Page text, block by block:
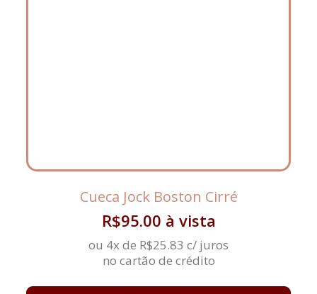
Cueca Jock Boston Cirré
R$95.00 à vista
ou 4x de R$25.83 c/ juros
no cartão de crédito